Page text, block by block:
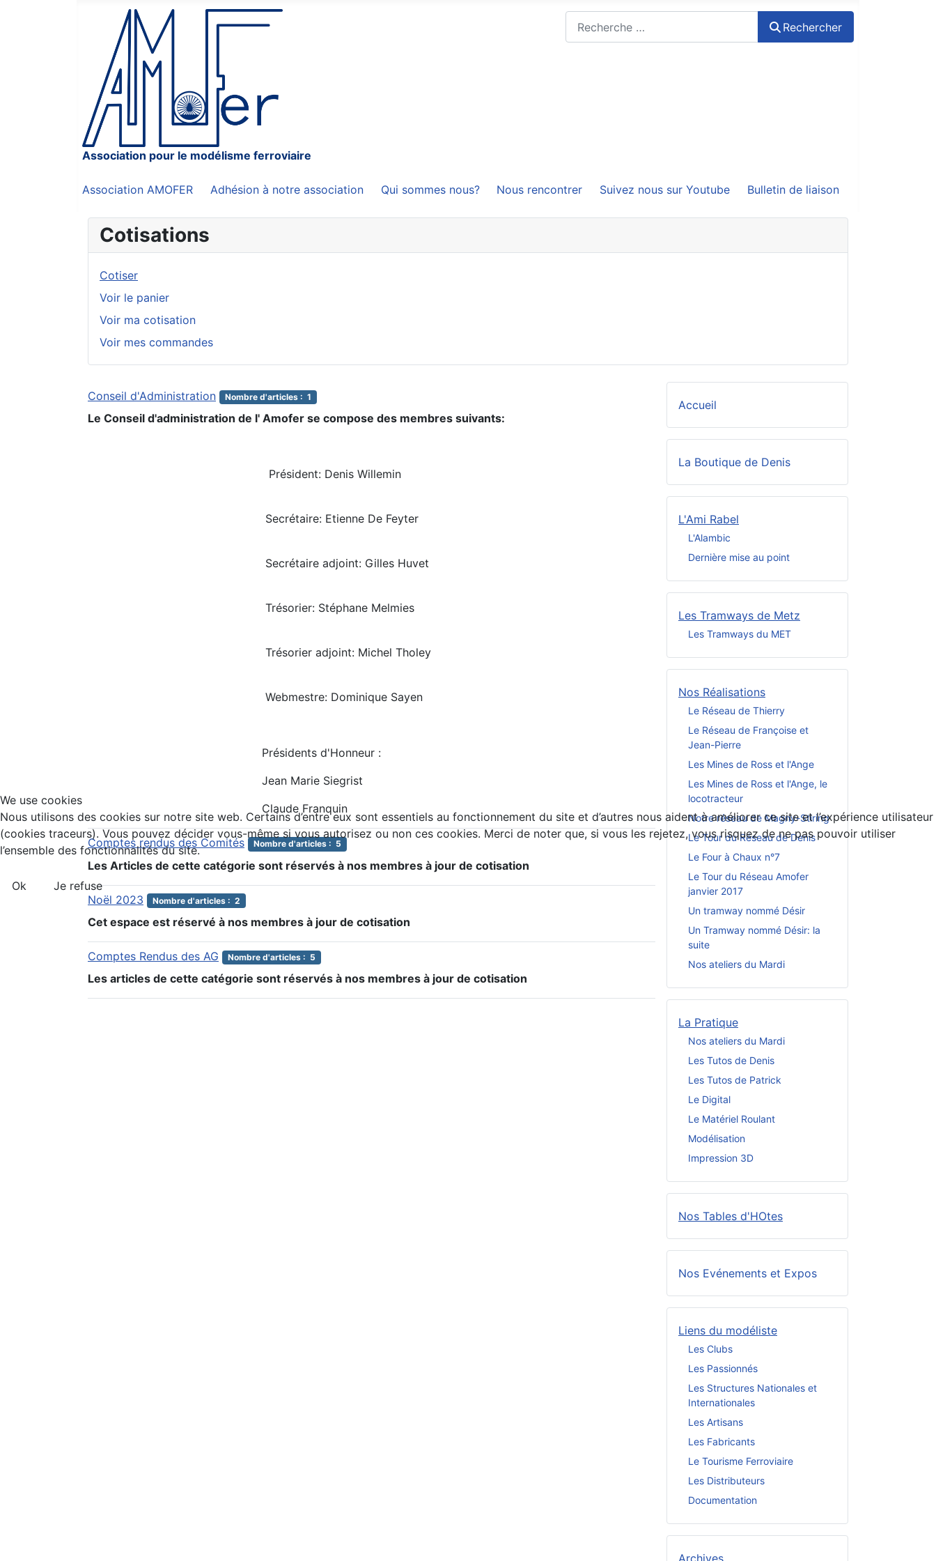
Association pour le modélisme ferroviaire
Rechercher
Association AMOFER Adhésion à notre association Qui sommes nous? Nous rencontrer Suivez nous sur Youtube Bulletin de liaison
Cotisations
Cotiser
Voir le panier
Voir ma cotisation
Voir mes commandes
Conseil d'Administration Nombre d'articles : 1
Le Conseil d'administration de l' Amofer se compose des membres suivants:
Président: Denis Willemin
Secrétaire: Etienne De Feyter
Secrétaire adjoint: Gilles Huvet
Trésorier: Stéphane Melmies
Trésorier adjoint: Michel Tholey
Webmestre: Dominique Sayen
Présidents d'Honneur :
Jean Marie Siegrist
Claude Franquin
Comptes rendus des Comités Nombre d'articles : 5
Les Articles de cette catégorie sont réservés à nos membres à jour de cotisation
Noël 2023 Nombre d'articles : 2
Cet espace est réservé à nos membres à jour de cotisation
Comptes Rendus des AG Nombre d'articles : 5
Les articles de cette catégorie sont réservés à nos membres à jour de cotisation
Accueil
La Boutique de Denis
L'Ami Rabel
L'Alambic
Dernière mise au point
Les Tramways de Metz
Les Tramways du MET
Nos Réalisations
Le Réseau de Thierry
Le Réseau de Françoise et
Jean-Pierre
Les Mines de Ross et l'Ange
Les Mines de Ross et l'Ange, le
locotracteur
Notre réseau de Magny-Stiring
Le Tour du Réseau de Denis
Le Four à Chaux n°7
Le Tour du Réseau Amofer
janvier 2017
Un tramway nommé Désir
Un Tramway nommé Désir: la
suite
Nos ateliers du Mardi
La Pratique
Nos ateliers du Mardi
Les Tutos de Denis
Les Tutos de Patrick
Le Digital
Le Matériel Roulant
Modélisation
Impression 3D
Nos Tables d'HOtes
Nos Evénements et Expos
Liens du modéliste
Les Clubs
Les Passionnés
Les Structures Nationales et
Internationales
Les Artisans
Les Fabricants
Le Tourisme Ferroviaire
Les Distributeurs
Documentation
We use cookies
Nous utilisons des cookies sur notre site web. Certains d’entre eux sont essentiels au fonctionnement du site et d’autres nous aident à améliorer ce site et l’expérience utilisateur
(cookies traceurs). Vous pouvez décider vous-même si vous autorisez ou non ces cookies. Merci de noter que, si vous les rejetez, vous risquez de ne pas pouvoir utiliser
l’ensemble des fonctionnalités du site.
Ok Je refuse